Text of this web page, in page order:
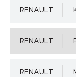
-0.22 mm.
RENAULT
RENAULT
RENAULT